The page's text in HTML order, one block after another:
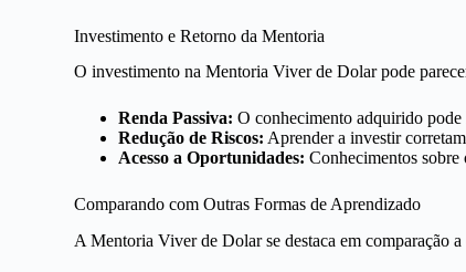
Investimento e Retorno da Mentoria
O investimento na Mentoria Viver de Dolar pode
Renda Passiva: O conhecimento adquirido
Redução de Riscos: Aprender a investir
Acesso a Oportunidades: Conhecimentos sobre
Comparando com Outras Formas de Aprendizado
A Mentoria Viver de Dolar se destaca em comparação